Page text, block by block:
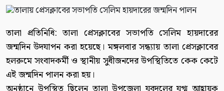
তালা প্রতিনিধি: তালা প্রেসক্লাবের সভাপতি সেলিম হায়দারের
জন্মদিন উদযাপন করা হয়েছে। মঙ্গলবার সন্ধ্যায় তালা প্রেসক্লাবের
হলরুমে সংবাদকর্মী ও স্থানীয় সুধীজনদের উপস্থিতিতে কেক কেটে
এই জন্মদিন পালন করা হয়।